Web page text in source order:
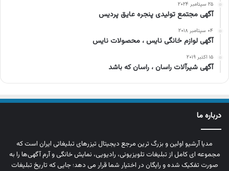
۲۵ سپتامبر ۲۰۲۴
آگهی مجتمع تولیدی پنجره عایق پردیس
۰۴ سپتامبر ۲۰۱۸
آگهی لوازم خانگی نایس ، محصولات نایس
۱۵ اکتبر ۲۰۱۹
آگهی شیرآلات راسان ، راسان که باشد
درباره ما
مدیا آرشیو اولین و بزرگ‌ ترین مرجع دیجیتال تیزرهای تبلیغاتی ایران است که
مجموعه‌ ای کامل از تبلیغات تلویزیونی، رادیویی، نمایش خانگی و آرم‌ آگهی‌ها را به‌
صورت تفکیک‌ شده و رایگان در اختیار شما قرار می‌ دهد؛ جایی که تاریخ تبلیغات